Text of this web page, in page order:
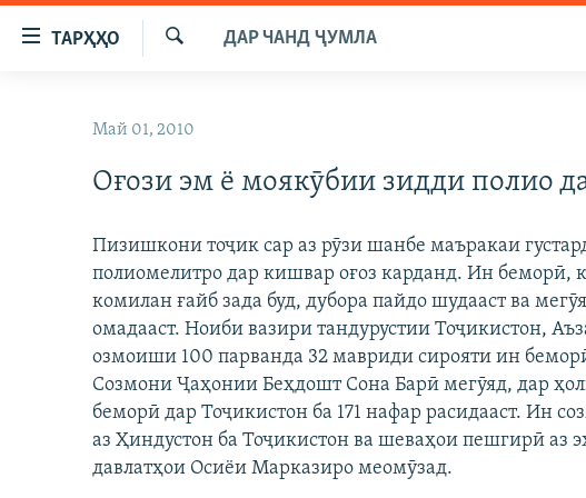
Пайвандҳои
дастрасӣ
ТАРҲҲО
ИҚТИСОД
ОСИЁИ МАРКАЗӢ
МЕҲМОНИ ОЗОДӢ
ВАРЗИШ
ГАПИ ОЗОД
РӮЗГОРИ МУҲОҶИР
ҶАНГ ДАР УКРАИНА
НАЗАРИ МАРДУМ
БЛОГИСТОН
ОЗОДӢ ОНЛАЙН
ЧАНДРАСОНАӢ
НИГОРИСТОН
РӮЙХАТҲО
КИТОБҲОИ ОЗОДӢ
ДАР ЧАНД ҶУМЛА
Май 01, 2010
Оғози эм ё моякӯбии зидди полио
Пизишкони тоҷик сар аз рӯзи шанбе маъракаи
полиомелитро дар кишвар оғоз карданд. Ин беморӣ,
комилан ғайб зада буд, дубора пайдо шудааст ва
омадааст. Ноиби вазири тандурустии Тоҷикистон,
озмоиши 100 парванда 32 мавриди сирояти ин
Созмони Ҷаҳонии Беҳдошт Сона Барӣ мегӯяд, дар
беморӣ дар Тоҷикистон ба 171 нафар расидааст. Ин
аз Ҳиндустон ба Тоҷикистон ва шеваҳои пешгирӣ аз
давлатҳои Осиёи Марказиро меомӯзад.